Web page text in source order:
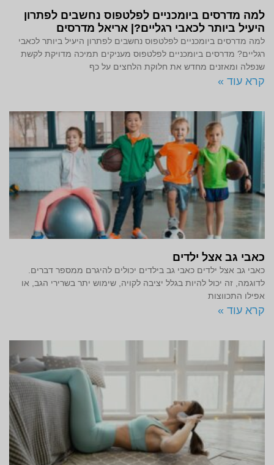
למה מדרסים ביומכניים לפלטפוס נחשבים לפתרון
היעיל ביותר לכאבי רגליים?| אריאל מדרסים
למה מדרסים ביומכניים לפלטפוס נחשבים לפתרון היעיל ביותר לכאבי
רגליים? מדרסים ביומכניים לפלטפוס מעניקים תמיכה מדויקת לקשת
שנפלה ומאזנים מחדש את חלוקת הלחצים על כף
קרא עוד »
כאבי גב אצל ילדים
כאבי גב אצל ילדים כאבי גב בילדים יכולים להיגרם ממספר דברים.
לדוגמה, זה יכול להיות בגלל יציבה לקויה, שימוש יתר בשרירי הגב, או
אפילו התכווצות
קרא עוד »